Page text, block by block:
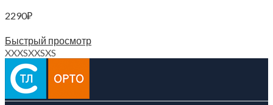
2290₽
Быстрый просмотр
XXXSXXSXS